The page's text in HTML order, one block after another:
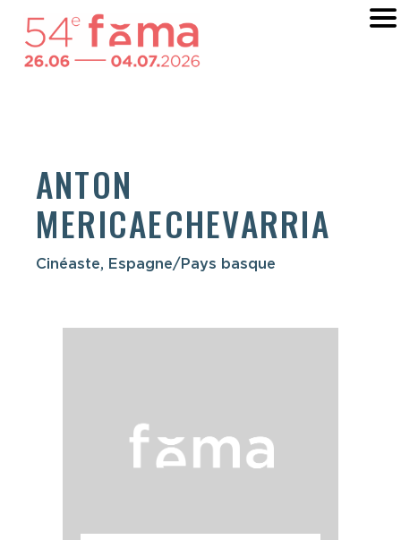
ANTON
MERICAECHEVARRIA
Cinéaste, Espagne/Pays basque